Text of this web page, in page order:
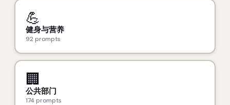
💪
健身与营养
92 prompts
🏢
公共部门
174 prompts